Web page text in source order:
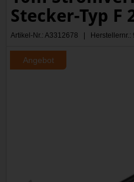
Stecker-Typ F
Artikel-Nr.: A3312678 | Herstellernr.:
Angebot